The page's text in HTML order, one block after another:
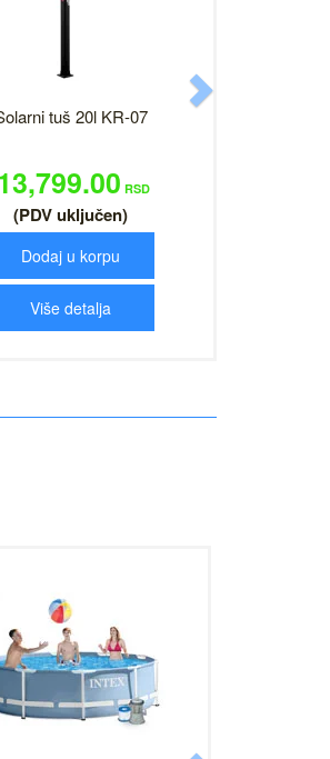
tuš 20l KR-07
RSD
(PDV uključen)
Dodaj u korpu
Više detalja